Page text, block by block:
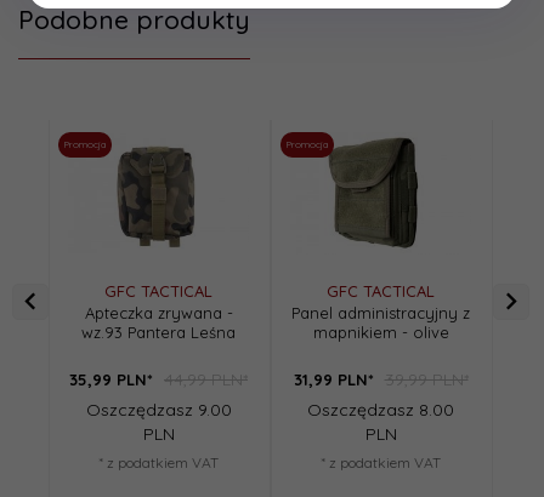
Podobne produkty
Promocja
GFC TACTICAL
Apteczka zrywana -
wz.93 Pantera Leśna
35,99 PLN*
44,99 PLN*
Oszczędzasz 9.00
PLN
* z podatkiem VAT
Promocja
GFC TACTICAL
Panel administracyjny z
mapnikiem - olive
31,99 PLN*
39,99 PLN*
Oszczędzasz 8.00
PLN
* z podatkiem VAT